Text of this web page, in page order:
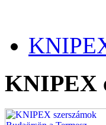
KNIPEX